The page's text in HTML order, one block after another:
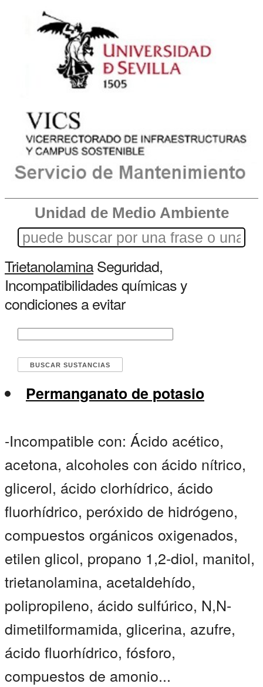
Unidad de Medio Ambiente
TrietanolaminaSeguridad,
Incompatibilidades químicas y
condiciones a evitar
Permanganato de potasio
-Incompatible con: Ácido acético,
acetona, alcoholes con ácido nítrico,
glicerol, ácido clorhídrico, ácido
fluorhídrico, peróxido de hidrógeno,
compuestos orgánicos oxigenados,
etilen glicol, propano 1,2-diol, manitol,
trietanolamina, acetaldehído,
polipropileno, ácido sulfúrico, N,N-
dimetilformamida, glicerina, azufre,
ácido fluorhídrico, fósforo,
compuestos de amonio...